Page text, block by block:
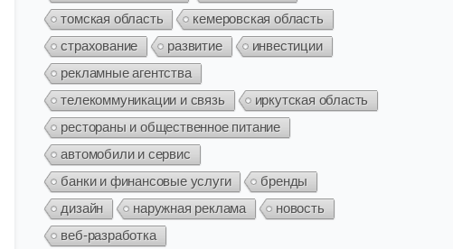
томская область
кемеровская область
страхование
развитие
инвестиции
рекламные агентства
телекоммуникации и связь
иркутская область
рестораны и общественное питание
автомобили и сервис
банки и финансовые услуги
бренды
дизайн
наружная реклама
новость
веб-разработка